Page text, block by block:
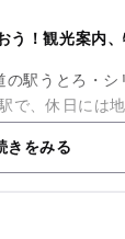
う！観光案内
の駅うとろ・
で、休日には
屋風で、規模
きをみる